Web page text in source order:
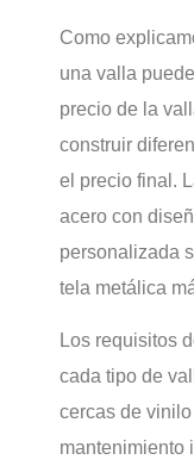
Como
una valla
precio de la
construir
el precio final.
acero con
personalizada
tela metálica
Los requisitos
cada tipo de
cercas de
mantenimiento